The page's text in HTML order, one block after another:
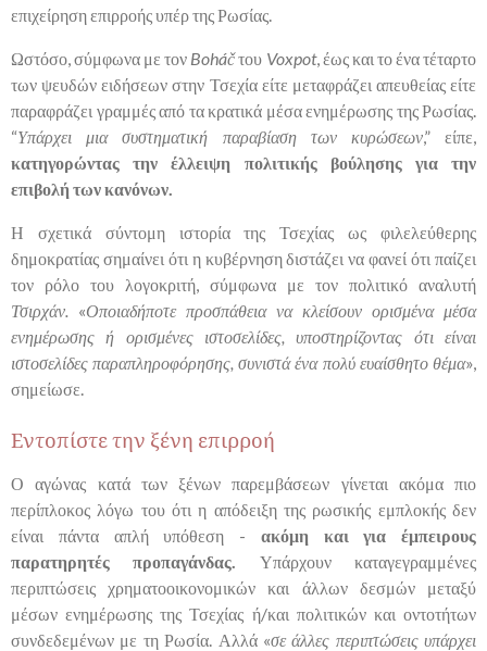
επιχείρηση επιρροής υπέρ της Ρωσίας.
Ωστόσο, σύμφωνα με τον Boháčτου Voxpot, έως και το ένα τέταρτο
των ψευδών ειδήσεων στην Τσεχία είτε μεταφράζει απευθείας είτε
παραφράζει γραμμές από τα κρατικά μέσα ενημέρωσης της Ρωσίας.
“Υπάρχει μια συστηματική παραβίαση των κυρώσεων,” είπε,
κατηγορώντας την έλλειψη πολιτικής βούλησης για την
επιβολή των κανόνων.
Η σχετικά σύντομη ιστορία της Τσεχίας ως φιλελεύθερης
δημοκρατίας σημαίνει ότι η κυβέρνηση διστάζει να φανεί ότι παίζει
τον ρόλο του λογοκριτή, σύμφωνα με τον πολιτικό αναλυτή
Τσιρχάν. «Οποιαδήποτε προσπάθεια να κλείσουν ορισμένα μέσα
ενημέρωσης ή ορισμένες ιστοσελίδες, υποστηρίζοντας ότι είναι
ιστοσελίδες παραπληροφόρησης, συνιστά ένα πολύ ευαίσθητο θέμα»,
σημείωσε.
Εντοπίστε την ξένη επιρροή
Ο αγώνας κατά των ξένων παρεμβάσεων γίνεται ακόμα πιο
περίπλοκος λόγω του ότι η απόδειξη της ρωσικής εμπλοκής δεν
είναι πάντα απλή υπόθεση - ακόμη και για έμπειρους
παρατηρητές προπαγάνδας. Υπάρχουν καταγεγραμμένες
περιπτώσεις χρηματοοικονομικών και άλλων δεσμών μεταξύ
μέσων ενημέρωσης της Τσεχίας ή/και πολιτικών και οντοτήτων
συνδεδεμένων με τη Ρωσία. Αλλά «σε άλλες περιπτώσεις υπάρχει